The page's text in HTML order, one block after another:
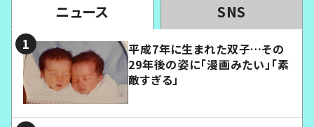
ニュース SNS
平成7年に生まれた双子…その
29年後の姿に「漫画みたい」「素
敵すぎる」